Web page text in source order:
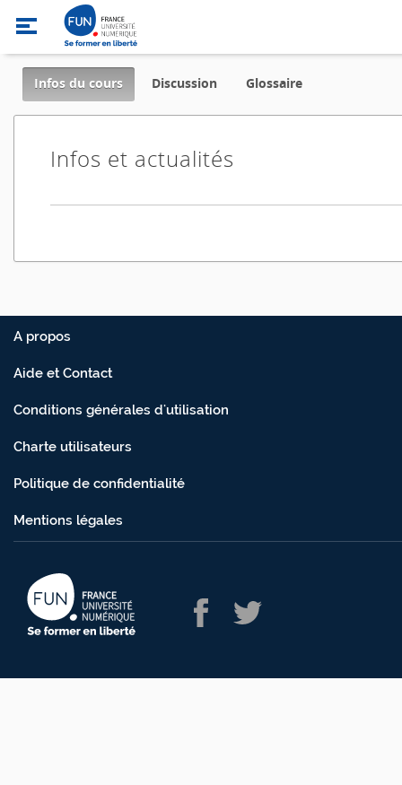
Infos du cours,
current
location
Discussion Glossaire
Infos et actualités
A propos
Aide et Contact
Conditions générales d'utilisation
Charte utilisateurs
Politique de confidentialité
Mentions légales